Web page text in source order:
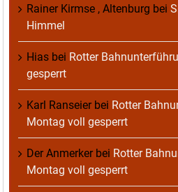
Rainer Kirmse , Altenburg bei
Himmel
Hias bei Rotter
gesperrt
Karl Ranseierbei Rotter
Montag voll gesperrt
Der Anmerkerbei Rotter
Montag voll gesperrt